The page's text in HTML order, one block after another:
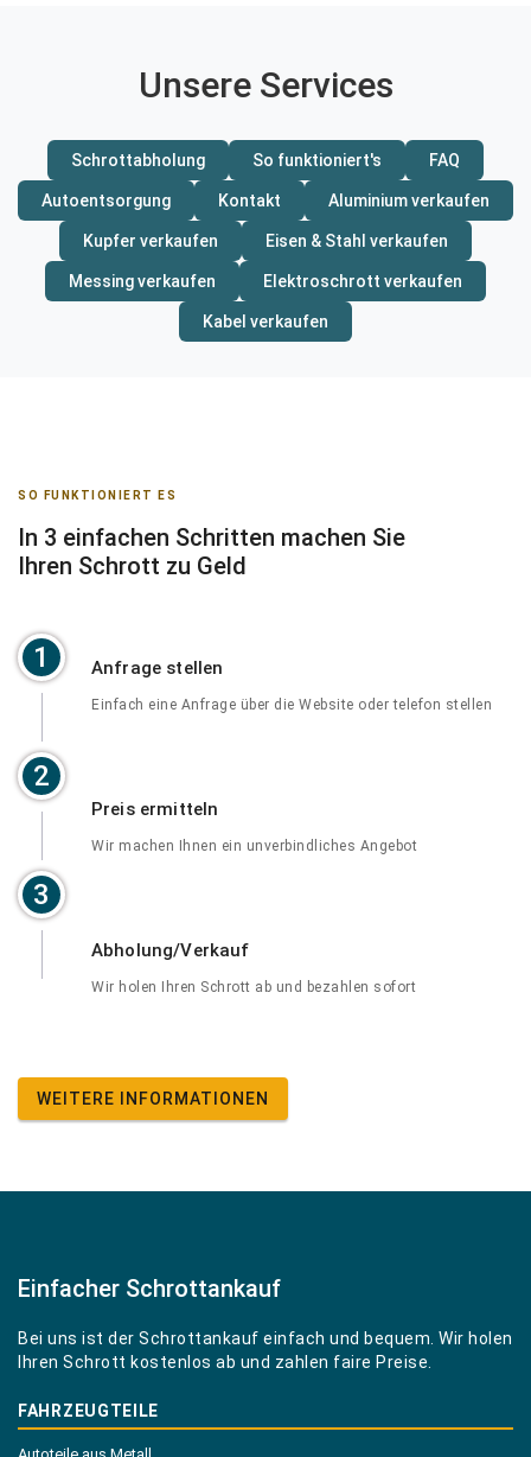
Unsere Services
Schrottabholung So funktioniert's FAQ
Autoentsorgung Kontakt Aluminium verkaufen
Kupfer verkaufen Eisen & Stahl verkaufen
Messing verkaufen Elektroschrott verkaufen
Kabel verkaufen
SO FUNKTIONIERT ES
In 3 einfachen Schritten machen Sie
Ihren Schrott zu Geld
1
2
3
Anfrage stellen
Einfach eine Anfrage über die Website oder telefon stellen
Preis ermitteln
Wir machen Ihnen ein unverbindliches Angebot
Abholung/Verkauf
Wir holen Ihren Schrott ab und bezahlen sofort
WEITERE INFORMATIONEN
Einfacher Schrottankauf
Bei uns ist der Schrottankauf einfach und bequem. Wir holen
Ihren Schrott kostenlos ab und zahlen faire Preise.
FAHRZEUGTEILE